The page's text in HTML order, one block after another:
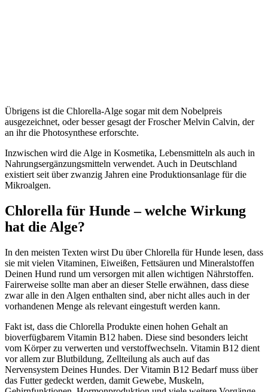
Übrigens ist die Chlorella-Alge sogar mit dem Nobelpreis
ausgezeichnet, oder besser gesagt der Froscher Melvin Calvin, der
an ihr die Photosynthese erforschte.
Inzwischen wird die Alge in Kosmetika, Lebensmitteln als auch in
Nahrungsergänzungsmitteln verwendet. Auch in Deutschland
existiert seit über zwanzig Jahren eine Produktionsanlage für die
Mikroalgen.
Chlorella für Hunde – welche Wirkung
hat die Alge?
In den meisten Texten wirst Du über Chlorella für Hunde lesen, dass
sie mit vielen Vitaminen, Eiweißen, Fettsäuren und Mineralstoffen
Deinen Hund rund um versorgen mit allen wichtigen Nährstoffen.
Fairerweise sollte man aber an dieser Stelle erwähnen, dass diese
zwar alle in den Algen enthalten sind, aber nicht alles auch in der
vorhandenen Menge als relevant eingestuft werden kann.
Fakt ist, dass die Chlorella Produkte einen hohen Gehalt an
bioverfügbarem Vitamin B12 haben. Diese sind besonders leicht
vom Körper zu verwerten und verstoffwechseln. Vitamin B12 dient
vor allem zur Blutbildung, Zellteilung als auch auf das
Nervensystem Deines Hundes. Der Vitamin B12 Bedarf muss über
das Futter gedeckt werden, damit Gewebe, Muskeln,